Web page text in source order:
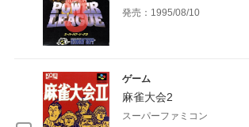
発売：1995/08/10
ゲーム
麻雀大会2
スーパーファミコン